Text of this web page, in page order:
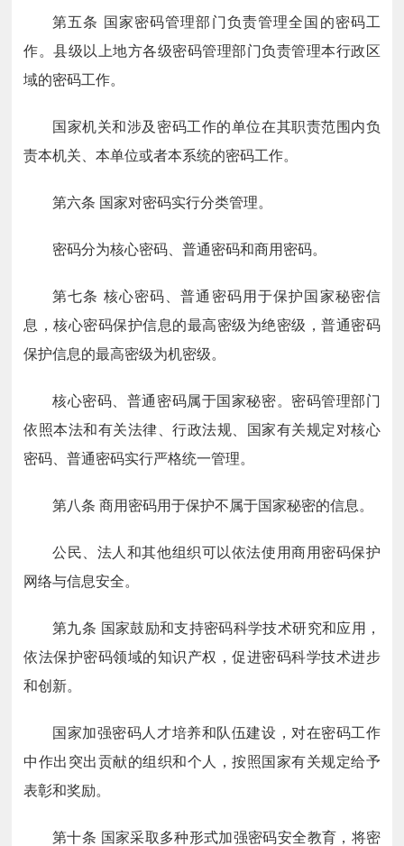
第五条 国家密码管理部门负责管理全国的密码工
作。县级以上地方各级密码管理部门负责管理本行政区
域的密码工作。
国家机关和涉及密码工作的单位在其职责范围内负
责本机关、本单位或者本系统的密码工作。
第六条 国家对密码实行分类管理。
密码分为核心密码、普通密码和商用密码。
第七条 核心密码、普通密码用于保护国家秘密信
息，核心密码保护信息的最高密级为绝密级，普通密码
保护信息的最高密级为机密级。
核心密码、普通密码属于国家秘密。密码管理部门
依照本法和有关法律、行政法规、国家有关规定对核心
密码、普通密码实行严格统一管理。
第八条 商用密码用于保护不属于国家秘密的信息。
公民、法人和其他组织可以依法使用商用密码保护
网络与信息安全。
第九条 国家鼓励和支持密码科学技术研究和应用，
依法保护密码领域的知识产权，促进密码科学技术进步
和创新。
国家加强密码人才培养和队伍建设，对在密码工作
中作出突出贡献的组织和个人，按照国家有关规定给予
表彰和奖励。
第十条 国家采取多种形式加强密码安全教育，将密